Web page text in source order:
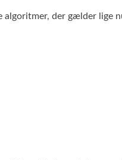
algoritmer, der gælder lige